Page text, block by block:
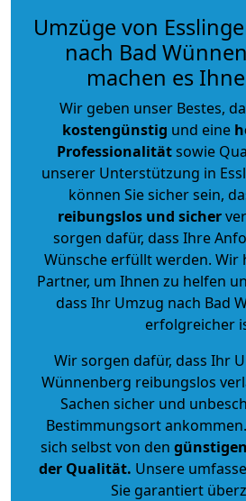
Umzüge von
nach Bad
machen es
Wir geben unser Bestes,
kostengünstig und eine
Professionalitätsowie
unserer Unterstützung in
können Sie sicher sein,
reibungslos und sicher
sorgen dafür, dass Ihre
Wünsche erfüllt werden. Wir
Partner, um Ihnen zu helfen
dass Ihr Umzug nach Bad
erfolgreicher
Wir sorgen dafür, dass Ihr
Wünnenberg reibungslos
Sachen sicher und
Bestimmungsort
sich selbst von den
der Qualität. Unsere
Sie garantiert